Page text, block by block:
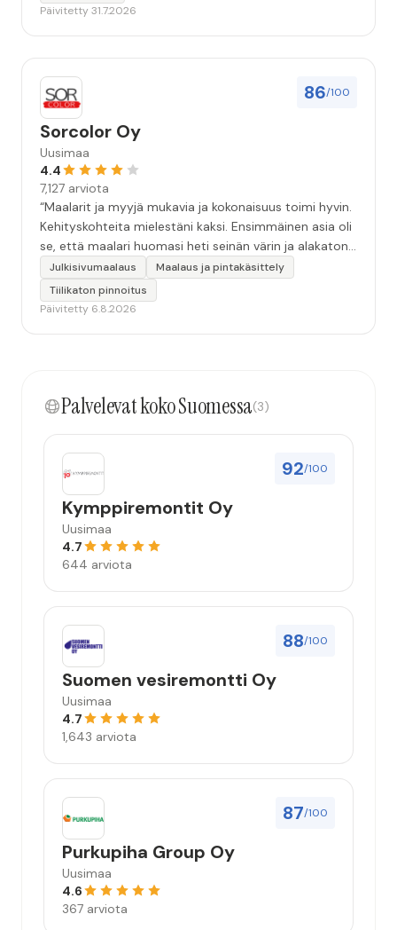
Päivitetty 31.7.2026
86/100
Sorcolor Oy
Uusimaa
4.4
7,127 arviota
“Maalarit ja myyjä mukavia ja kokonaisuus toimi hyvin.
Kehityskohteita mielestäni kaksi. Ensimmäinen asia oli
se, että maalari huomasi heti seinän värin ja alakaton
värin erot mitä en huomannut. Hyvä toki että siinä
kohtaa huomattu mutta toki optimaalisessa
tilanteessa myyjä olisi jo kiinnittänyt tähän huomiota.
mahdollisuus että palveluita käytän”
Julkisivumaalaus
Maalaus ja pintakäsittely
Tiilikaton pinnoitus
Päivitetty 6.8.2026
Palvelevat koko Suomessa(3)
92/100
Kymppiremontit Oy
Uusimaa
4.7
644 arviota
88/100
Suomen vesiremontti Oy
Uusimaa
4.7
1,643 arviota
87/100
Purkupiha Group Oy
Uusimaa
4.6
367 arviota